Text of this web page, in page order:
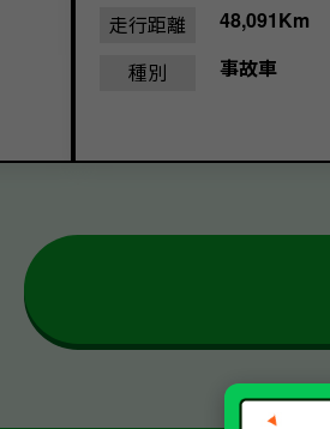
走行距離
48,091Km
種別
事故車